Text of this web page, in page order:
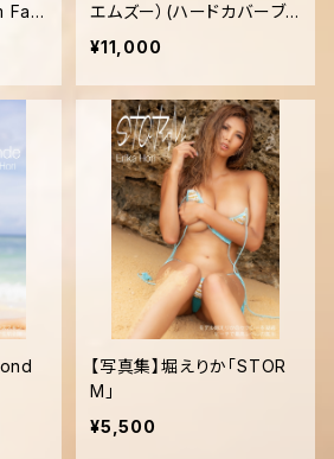
Fact
エムズー）(ハードカバーブッ
ク）
¥11,000
【写真集】堀えりか「STOR
M」
¥5,500